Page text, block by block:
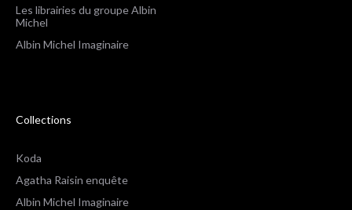
Les librairies du groupe Albin
Michel
Albin Michel Imaginaire
Collections
Koda
Agatha Raisin enquête
Albin Michel Imaginaire